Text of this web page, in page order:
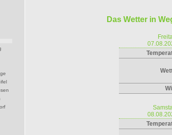
Das Wetter in